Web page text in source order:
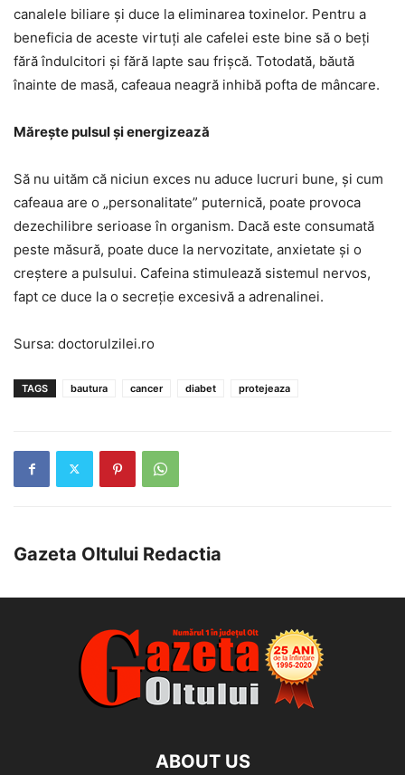
canalele biliare şi duce la eliminarea toxinelor. Pentru a
beneficia de aceste virtuţi ale cafelei este bine să o beţi
fără îndulcitori şi fără lapte sau frişcă. Totodată, băută
înainte de masă, cafeaua neagră inhibă pofta de mâncare.
Măreşte pulsul şi energizează
Să nu uităm că niciun exces nu aduce lucruri bune, şi cum
cafeaua are o „personalitate” puternică, poate provoca
dezechilibre serioase în organism. Dacă este consumată
peste măsură, poate duce la nervozitate, anxietate şi o
creştere a pulsului. Cafeina stimulează sistemul nervos,
fapt ce duce la o secreţie excesivă a adrenalinei.
Sursa: doctorulzilei.ro
TAGS bautura cancer diabet protejeaza
Gazeta Oltului Redactia
ABOUT US